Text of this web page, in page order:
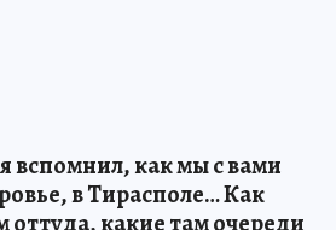
вспомнил, как мы с вами
в Тирасполе… Как
оттуда, какие там очереди